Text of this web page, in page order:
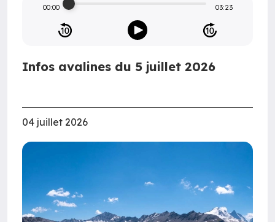
00:00 03:23
Infos avalines du 5 juillet 2026
04 juillet 2026